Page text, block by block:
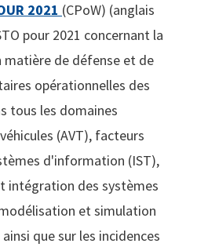
2021 (CPoW) (anglais
pour 2021 concernant la
matière de défense et de
opérationnelles des
tous les domaines
(AVT), facteurs
d'information (IST),
intégration des systèmes
et simulation
que sur les incidences